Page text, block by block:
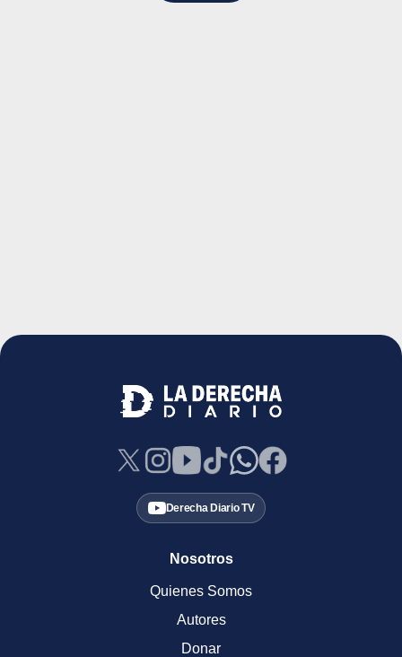
Derecha Diario TV
Nosotros
Quienes Somos
Autores
Donar